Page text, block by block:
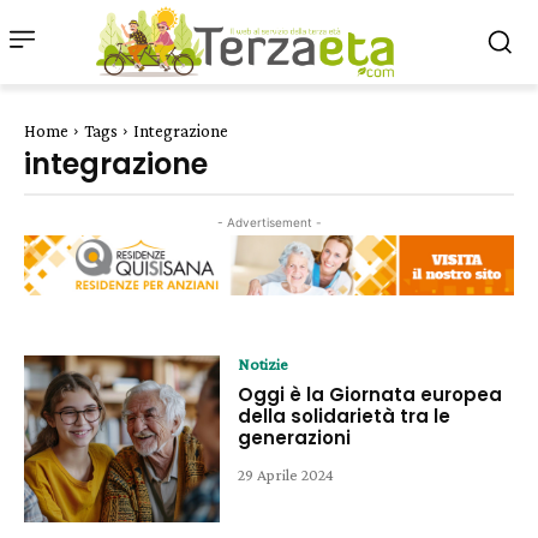
Home Tags Integrazione
integrazione
- Advertisement -
Notizie
Oggi è la Giornata europea
della solidarietà tra le
generazioni
29 Aprile 2024